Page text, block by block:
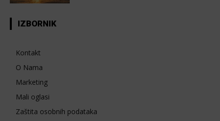
IZBORNIK
Kontakt
O Nama
Marketing
Mali oglasi
Zaštita osobnih podataka